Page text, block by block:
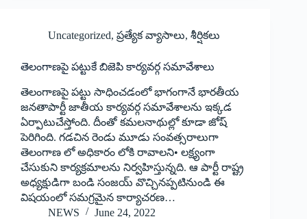
Uncategorized, ప్రత్యేక వ్యాసాలు, శీర్షికలు
తెలంగాణపై పట్టుకే బిజెపి కార్యవర్గ సమావేశాలు
తెలంగాణపై పట్టు సాధించడంలో భాగంగానే భారతీయ
జనతాపార్టీ జాతీయ కార్యవర్గ సమావేశాలను ఇక్కడ
ఏర్పాటుచేస్తోంది. దీంతో కమలనాథుల్లో కూడా జోష్‌
‌పెరిగింది. గడచిన రెండు మూడు సంవత్సరాలుగా
తెలంగాణ లో అధికారం లోకి రావాలని• లక్ష్యంగా
చేసుకుని కార్యక్రమాలను నిర్వహిస్తున్నది. ఆ పార్టీ రాష్ట్ర
అధ్యక్షుడిగా బండి సంజయ్‌ ‌వొచ్చినప్పటినుండి ఈ
విషయంలో సమగ్రమైన కార్యాచరణ…
NEWS
June 24, 2022